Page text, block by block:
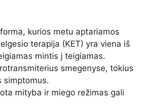
kurios metu aptariamos
terapija (KET) yra viena iš
mintis į teigiamas.
smegenyse, tokius
simptomus.
mityba ir miego režimas gali